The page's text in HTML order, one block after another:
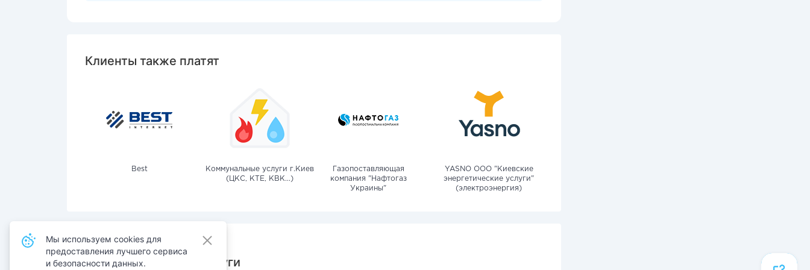
Клиенты также платят
Best
Коммунальные услуги г.Киев
(ЦКС, КТЕ, КВК...)
Газопоставляющая
компания "Нафтогаз
Украины"
YASNO OOO "Киевские
энергетические услуги"
(электроэнергия)
Также оплачивают услуги
Мы используем cookies для
предоставления лучшего сервиса
и безопасности данных.